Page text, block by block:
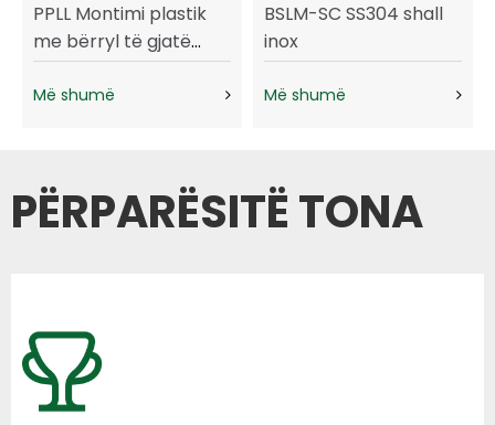
PPLL Montimi plastik
me bërryl të gjatë
mashkullor
Më shumë
BSLM-SC SS304 shall
inox
Më shumë
PËRPARËSITË TONA